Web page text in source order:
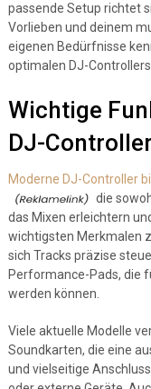
passende Setup richtet
Vorlieben und deinem
eigenen Bedürfnisse
optimalen DJ-Controllers.
Wichtige
DJ-
Moderne DJ-Controller
die
das Mixen erleichtern
wichtigsten Merkmalen
sich Tracks präzise
Performance-Pads, die
werden können.
Viele aktuelle Modelle
Soundkarten, die eine
und vielseitige